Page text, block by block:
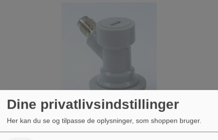
Dine privatlivsindstillinger
Her kan du se og tilpasse de oplysninger, som shoppen bruger.